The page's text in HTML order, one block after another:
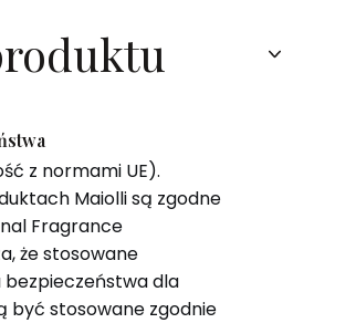
z normami UE).
Maiolli są zgodne
Fragrance
że stosowane
dla
być stosowane zgodnie